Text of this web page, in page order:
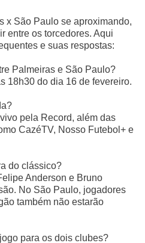
x São Paulo se aproximando,
entre os torcedores. Aqui
e suas respostas:
Palmeiras e São Paulo?
18h30 do dia 16 de fevereiro.
pela Record, além das
CazéTV, Nosso Futebol+ e
do clássico?
Anderson e Bruno
No São Paulo, jogadores
também não estarão
para os dois clubes?